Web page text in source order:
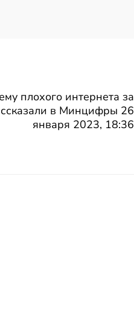
плохого интернета за
в Минцифры 26
января 2023, 18:36